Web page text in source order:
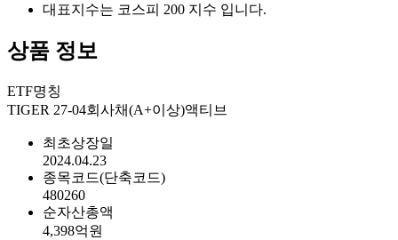
대표지수는 코스피 200 지수 입니다.
상품 정보
ETF명칭
TIGER 27-04회사채(A+이상)액티브
최초상장일
2024.04.23
종목코드(단축코드)
480260
순자산총액
4,398억원